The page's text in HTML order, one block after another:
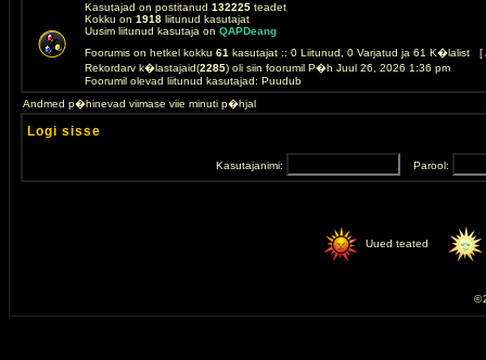
Kasutajad on postitanud 132225 teadet
Kokku on 1918 liitunud kasutajat
Uusim liitunud kasutaja on QAPDeang
Foorumis on hetkel kokku 61 kasutajat :: 0 Liitunud, 0 Varjatud ja 61 K�lalist [
Rekordarv k�lastajaid(2285) oli siin foorumil P�h Juul 26, 2026 1:36 pm
Foorumil olevad liitunud kasutajad: Puudub
Andmed p�hinevad viimase viie minuti p�hjal
Logi sisse
Kasutajanimi: Parool:
Uued teated
©